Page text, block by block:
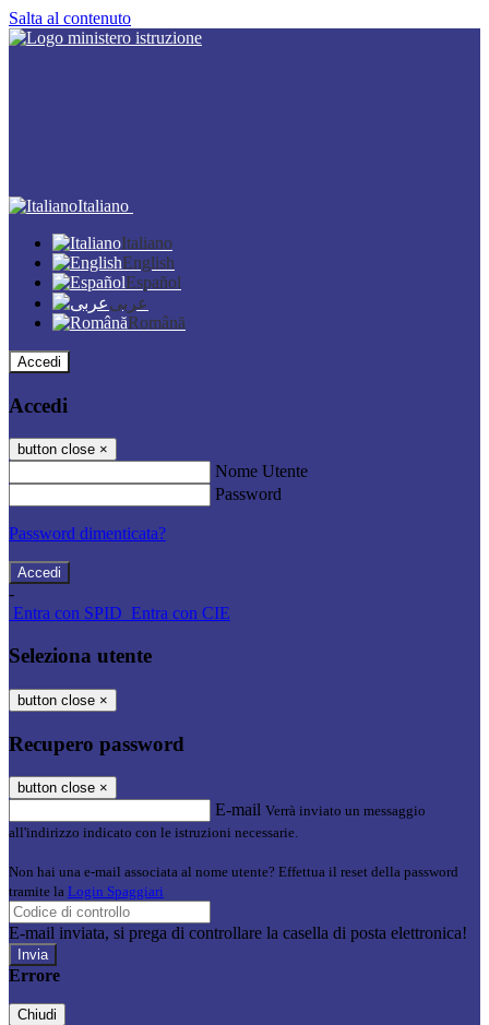
Salta al contenuto
Italiano
Italiano
English
Español
عربى
Română
Accedi
Accedi
button close ×
Nome Utente
Password
Password dimenticata?
-
Entra con SPID Entra con CIE
Seleziona utente
button close ×
Recupero password
button close ×
E-mail Verrà inviato un messaggio
all'indirizzo indicato con le istruzioni necessarie.
Non hai una e-mail associata al nome utente? Effettua il reset della password
tramite la Login Spaggiari
E-mail inviata, si prega di controllare la casella di posta elettronica!
Errore
Chiudi